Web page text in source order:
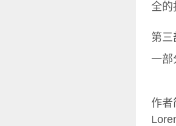
全的
第三
一部
作者